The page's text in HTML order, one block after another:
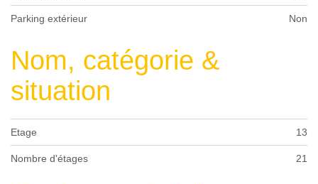
Parking extérieur Non
Nom, catégorie &
situation
Etage 13
Nombre d'étages 21